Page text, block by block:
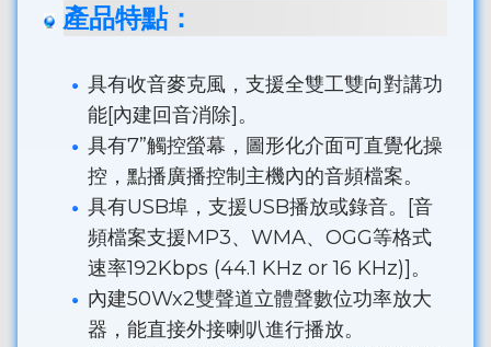
產品特點：
具有收音麥克風，支援全雙工雙向對講功
能[內建回音消除]。
具有7”觸控螢幕，圖形化介面可直覺化操
控，點播廣播控制主機內的音頻檔案。
具有USB埠，支援USB播放或錄音。[音
頻檔案支援MP3、WMA、OGG等格式
速率192Kbps (44.1 KHz or 16 KHz)]。
內建50Wx2雙聲道立體聲數位功率放大
器，能直接外接喇叭進行播放。